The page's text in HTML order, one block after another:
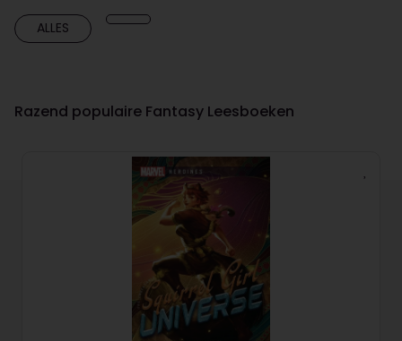
ALLES
Razend populaire Fantasy Leesboeken